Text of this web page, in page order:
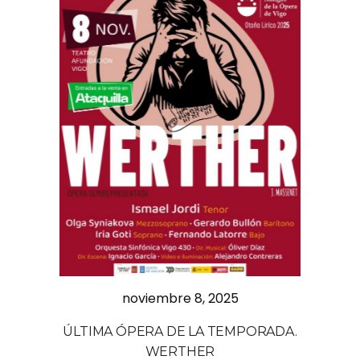
noviembre 8, 2025
ÚLTIMA ÓPERA DE LA TEMPORADA.
WERTHER